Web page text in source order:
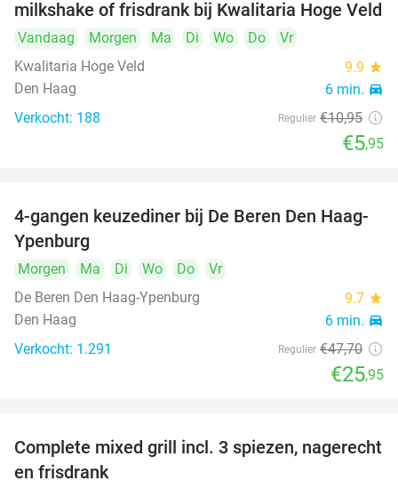
milkshake of frisdrank bij Kwalitaria Hoge Veld
Vandaag Morgen Ma Di Wo Do
Vr
Kwalitaria Hoge Veld
9.9 star
Den Haag 6 min. directions_car
Verkocht: 188 Regulier €10,95
€5,95
46%
4-gangen keuzediner bij De Beren Den Haag-
Ypenburg
Morgen Ma Di Wo Do
Vr
De Beren Den Haag-Ypenburg
9.7 star
Den Haag 6 min. directions_car
Verkocht: 1.291 Regulier €47,70
€25,95
34%
Complete mixed grill incl. 3 spiezen, nagerecht
en frisdrank